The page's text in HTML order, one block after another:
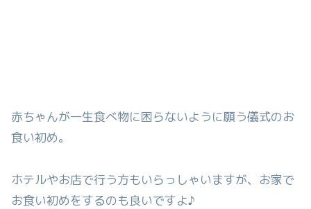
赤ちゃんが一生食べ物に困らないように願う儀式のお
食い初め。
ホテルやお店で行う方もいらっしゃいますが、お家で
お食い初めをするのも良いですよ♪